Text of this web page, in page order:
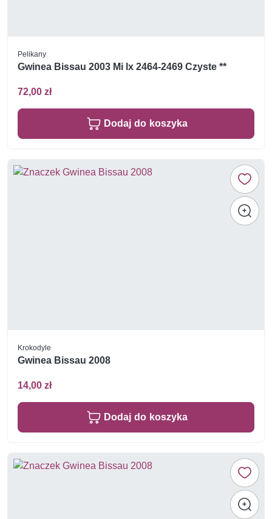
Pelikany
Gwinea Bissau 2003 Mi lx 2464-2469 Czyste **
72,00 zł
Dodaj do koszyka
Krokodyle
Gwinea Bissau 2008
14,00 zł
Dodaj do koszyka